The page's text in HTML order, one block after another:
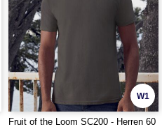
W1
Fruit of the Loom SC200 - Herren 60